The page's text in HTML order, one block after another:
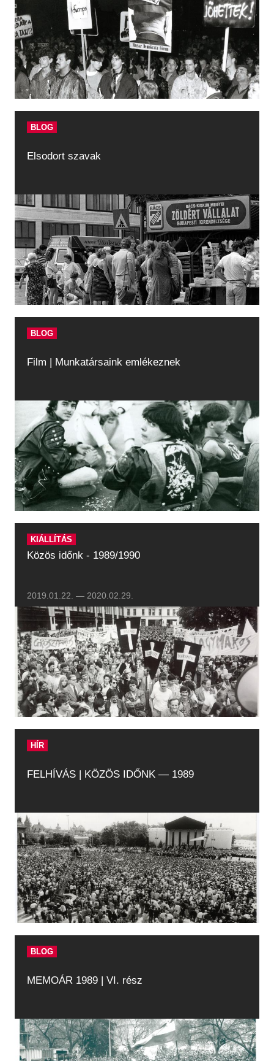
BLOG
Elsodort szavak
BLOG
Film | Munkatársaink emlékeznek
KIÁLLÍTÁS
Közös időnk - 1989/1990
2019.01.22. — 2020.02.29.
HÍR
FELHÍVÁS | KÖZÖS IDŐNK — 1989
BLOG
MEMOÁR 1989 | VI. rész